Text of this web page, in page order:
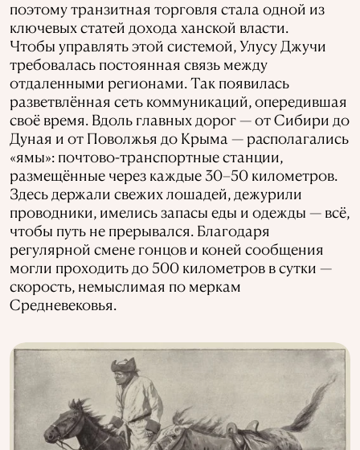
поэтому транзитная торговля стала одной из
ключевых статей дохода ханской власти.
Чтобы управлять этой системой, Улусу Джучи
требовалась постоянная связь между
отдаленными регионами. Так появилась
разветвлённая сеть коммуникаций, опередившая
своё время. Вдоль главных дорог — от Сибири до
Дуная и от Поволжья до Крыма — располагались
«ямы»: почтово-транспортные станции,
размещённые через каждые 30–50 километров.
Здесь держали свежих лошадей, дежурили
проводники, имелись запасы еды и одежды — всё,
чтобы путь не прерывался. Благодаря
регулярной смене гонцов и коней сообщения
могли проходить до 500 километров в сутки —
скорость, немыслимая по меркам
Средневековья.